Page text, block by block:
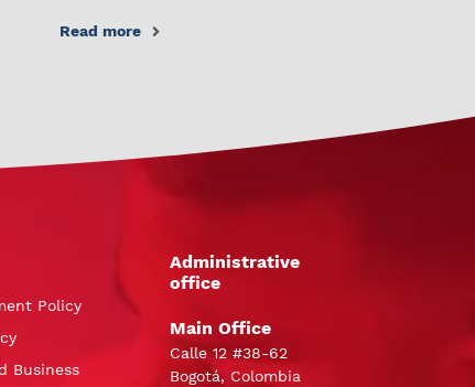
Read more
Policy
Business
Administrative
office
Main Office
Calle 12 #38-62
Bogotá, Colombia